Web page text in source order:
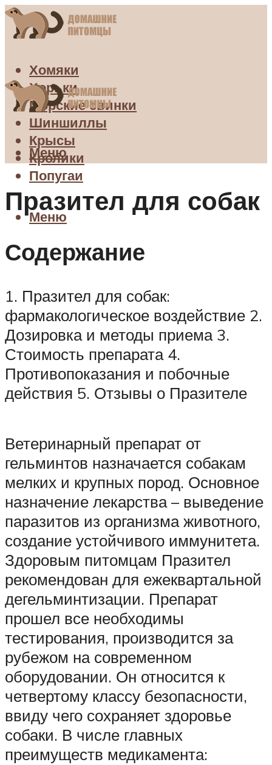
Хомяки
Хорьки
Морские свинки
Шиншиллы
Крысы
Кролики
Попугаи
Меню
Меню
Празител для собак
Содержание
1. Празител для собак:
фармакологическое воздействие 2.
Дозировка и методы приема 3.
Стоимость препарата 4.
Противопоказания и побочные
действия 5. Отзывы о Празителе
Ветеринарный препарат от
гельминтов назначается собакам
мелких и крупных пород. Основное
назначение лекарства – выведение
паразитов из организма животного,
создание устойчивого иммунитета.
Здоровым питомцам Празител
рекомендован для ежеквартальной
дегельминтизации. Препарат
прошел все необходимы
тестирования, производится за
рубежом на современном
оборудовании. Он относится к
четвертому классу безопасности,
ввиду чего сохраняет здоровье
собаки. В числе главных
преимуществ медикамента: